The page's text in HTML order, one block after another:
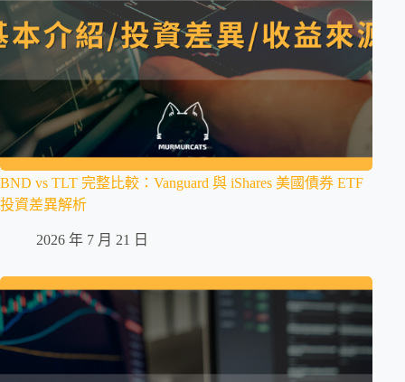
BND vs TLT 完整比較：Vanguard 與 iShares 美國債券 ETF
投資差異解析
2026 年 7 月 21 日